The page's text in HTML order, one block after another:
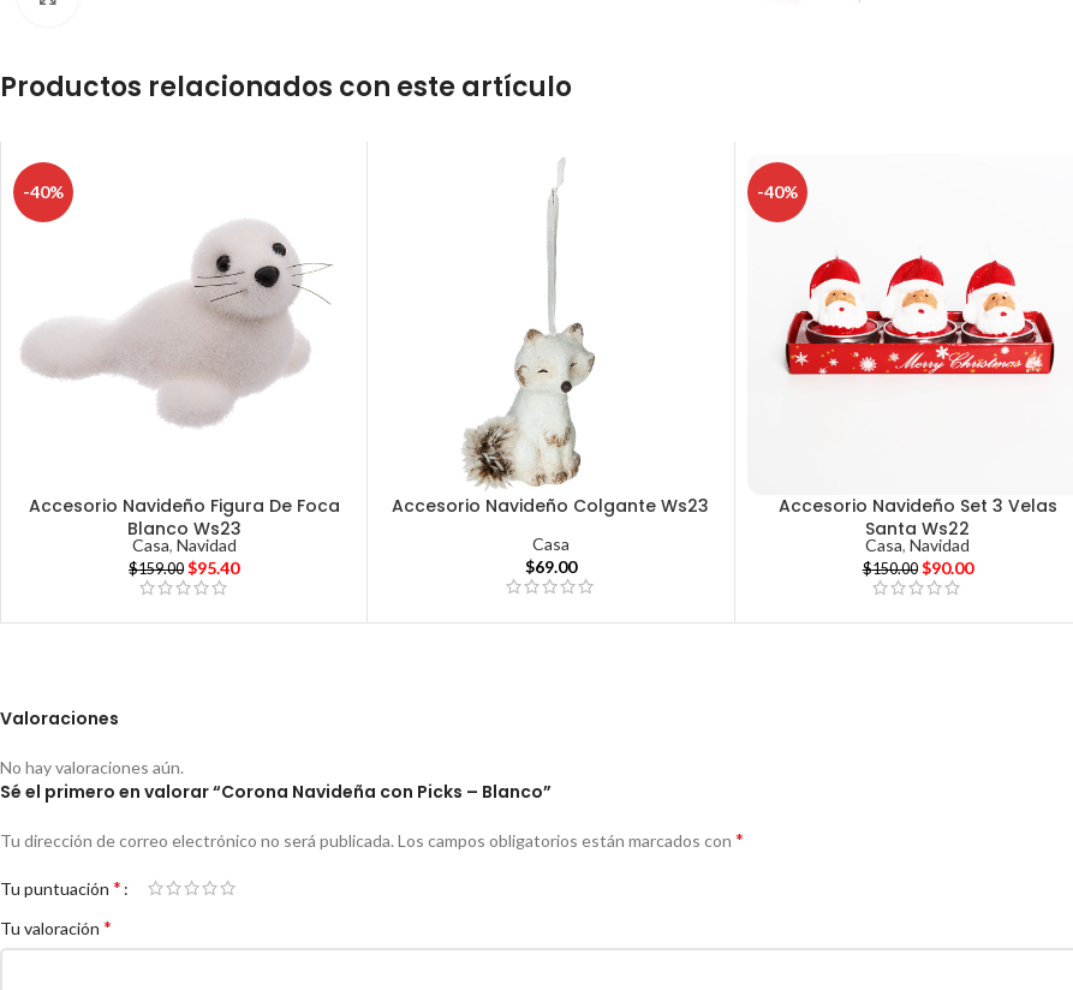
Productos relacionados con este artículo
-40%
Accesorio Navideño Figura De Foca
Blanco Ws23
Casa, Navidad
$159.00 $95.40
Accesorio Navideño Colgante Ws23
Casa
$69.00
-40%
Accesorio Navideño Set 3 Velas
Santa Ws22
Casa,Navidad
$150.00 $90.00
Valoraciones
No hay valoraciones aún.
Sé el primero en valorar “Corona Navideña con Picks – Blanco”
Tu dirección de correo electrónico no será publicada. Los campos obligatorios están marcados con *
Tu puntuación *
Tu valoración *